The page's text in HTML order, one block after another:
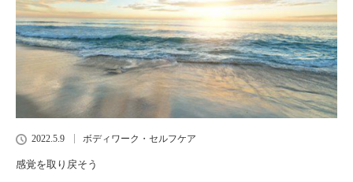
2022.5.9 ボディワーク・セルフケア
感覚を取り戻そう